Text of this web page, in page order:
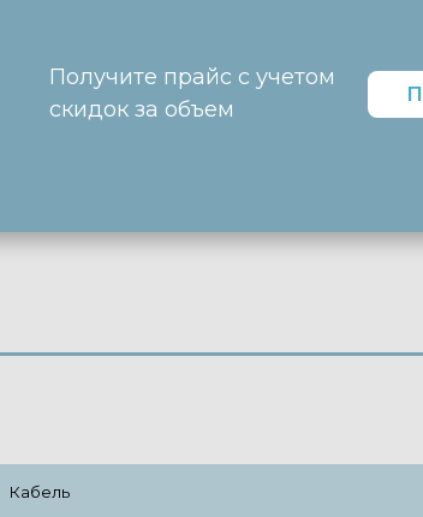
Получите прайс с учетом
скидок за объем
Кабель